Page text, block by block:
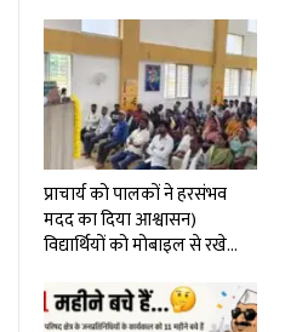
प्राचार्य को पालकों ने हरसंभव
मदद का दिया आश्वासन)
विद्यार्थियों को मोबाइल से रखे…